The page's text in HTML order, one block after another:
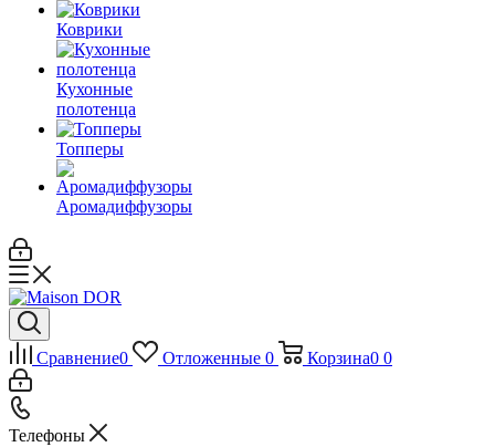
Коврики
Кухонные
полотенца
Топперы
Аромадиффузоры
Сравнение0 Отложенные 0 Корзина0 0
Телефоны